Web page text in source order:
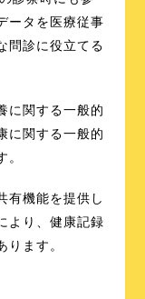
ータを医療従事
問診に役立てる
に関する一般的
に関する一般的
有機能を提供し
より、健康記録
ます。